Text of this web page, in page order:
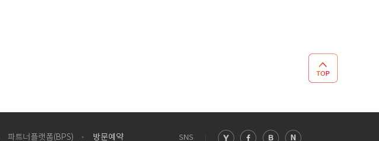
파트너플랫폼(BPS) 방문예약 SNS